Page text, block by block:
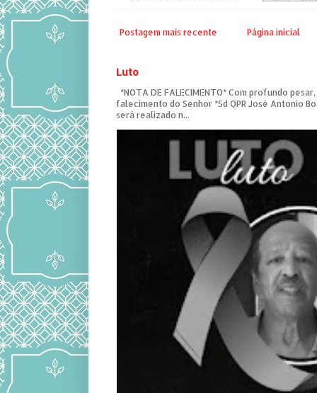
Postagem mais recente Página inicial
Luto
*NOTA DE FALECIMENTO* Com profundo
falecimento do Senhor *Sd QPR José Antonio
será realizado n...